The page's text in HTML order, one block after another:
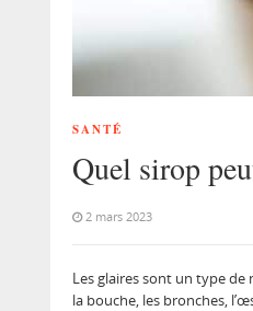
SANTÉ
Quel sirop
2 mars 2023
Les glaires sont un type
la bouche, les bronches,